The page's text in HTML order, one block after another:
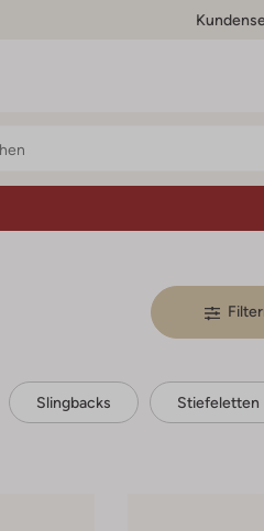
Slingbacks Stiefeletten